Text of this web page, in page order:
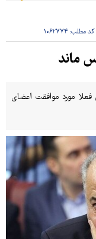
کد مطلب: ۱۰۶۲۷۷۴
ماند
مورد موافقت اعضای